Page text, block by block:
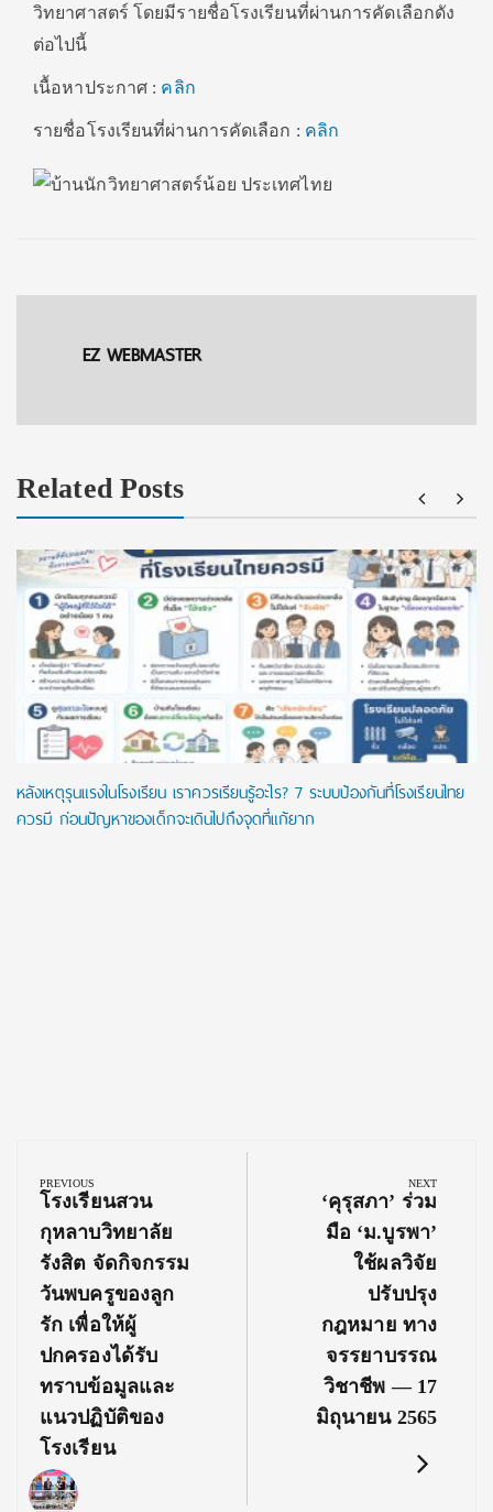
วิทยาศาสตร์ โดยมีรายชื่อโรงเรียนที่ผ่านการคัดเลือกดัง
ต่อไปนี้
เนื้อหาประกาศ : คลิก
รายชื่อโรงเรียนที่ผ่านการคัดเลือก : คลิก
EZ WEBMASTER
Related Posts
หลังเหตุรุนแรงในโรงเรียน เราควรเรียนรู้อะไร? 7 ระบบป้องกันที่โรงเรียนไทย
ควรมี ก่อนปัญหาของเด็กจะเดินไปถึงจุดที่แก้ยาก
navigation
PREVIOUS
Previous
Post:
โรงเรียนสวน
กุหลาบวิทยาลัย
รังสิต จัดกิจกรรม
วันพบครูของลูก
รัก เพื่อให้ผู้
ปกครองได้รับ
ทราบข้อมูลและ
แนวปฏิบัติของ
โรงเรียน
NEXT
Next
Post:
‘คุรุสภา’ ร่วม
มือ ‘ม.บูรพา’
ใช้ผลวิจัย
ปรับปรุง
กฎหมาย ทาง
จรรยาบรรณ
วิชาชีพ — 17
มิถุนายน 2565